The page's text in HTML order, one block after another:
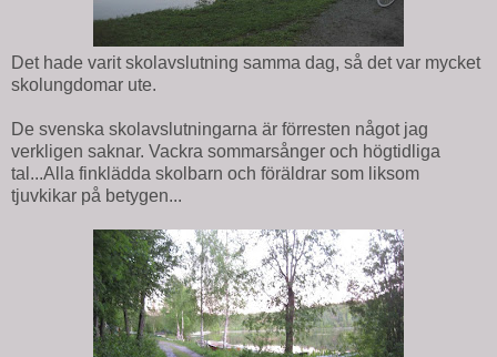
Det hade varit skolavslutning samma dag, så det var mycket
skolungdomar ute.
De svenska skolavslutningarna är förresten något jag
verkligen saknar. Vackra sommarsånger och högtidliga
tal...Alla finklädda skolbarn och föräldrar som liksom
tjuvkikar på betygen...